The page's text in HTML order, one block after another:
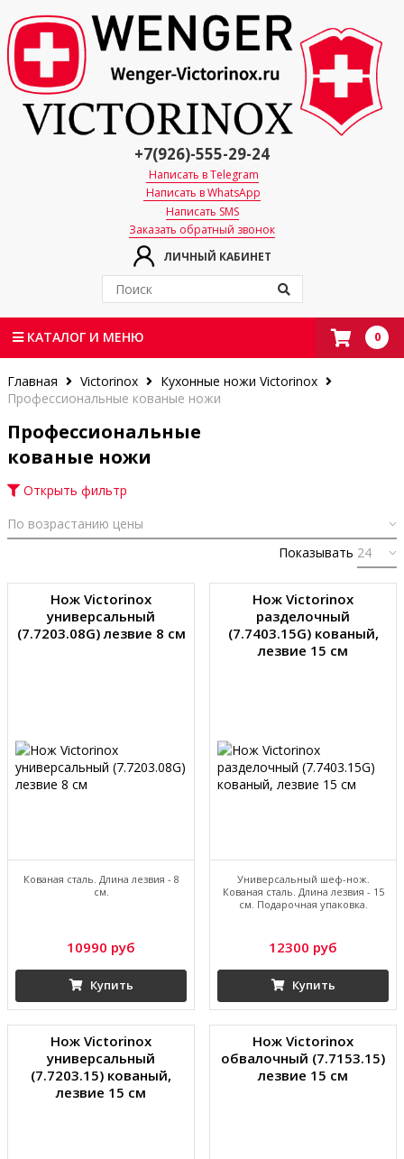
ЛИЧНЫЙ КАБИНЕТ
+7(926)-555-29-24
Написать в Telegram
Написать в WhatsApp
Написать SMS
Заказать обратный звонок
КАТАЛОГ И МЕНЮ 0
Главная Victorinox
Кухонные ножи Victorinox
Профессиональные кованые ножи
Профессиональные
кованые ножи
Открыть фильтр
Показывать
Нож Victorinox
универсальный
(7.7203.08G) лезвие 8 см
Кованая сталь. Длина лезвия - 8
см.
10990 руб
Купить
Нож Victorinox
разделочный
(7.7403.15G) кованый,
лезвие 15 см
Универсальный шеф-нож.
Кованая сталь. Длина лезвия - 15
см. Подарочная упаковка.
12300 руб
Купить
Нож Victorinox
универсальный
(7.7203.15) кованый,
лезвие 15 см
Нож Victorinox
обвалочный (7.7153.15)
лезвие 15 см